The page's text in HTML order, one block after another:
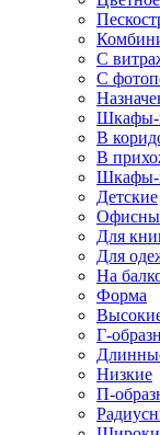
С
С
Шкафы-
В
В
Шкафы-
Детские
Для
Для
На
Форма
Г-
Низкие
П-